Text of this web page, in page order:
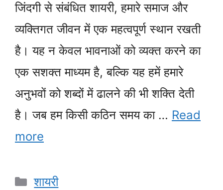
जिंदगी से संबंधित शायरी, हमारे समाज और
व्यक्तिगत जीवन में एक महत्वपूर्ण स्थान रखती
है। यह न केवल भावनाओं को व्यक्त करने का
एक सशक्त माध्यम है, बल्कि यह हमें हमारे
अनुभवों को शब्दों में ढालने की भी शक्ति देती
है। जब हम किसी कठिन समय का … Read
more
Categories
शायरी